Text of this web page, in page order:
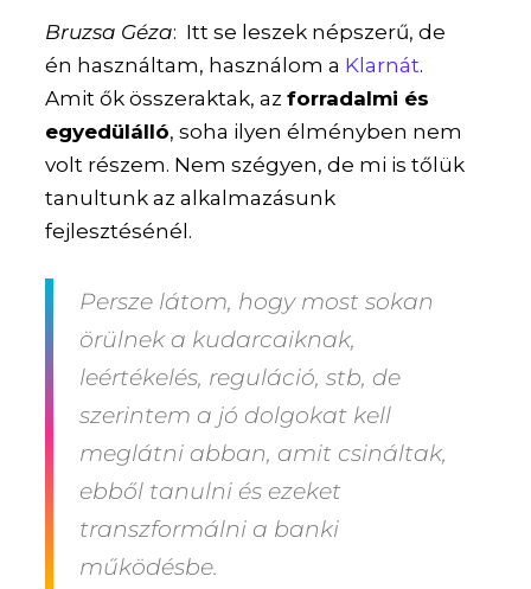
Bruzsa Géza: Itt se leszek népszerű, de
én használtam, használom a Klarnát.
Amit ők összeraktak, azforradalmi és
egyedülálló, soha ilyen élményben nem
volt részem. Nem szégyen, de mi is tőlük
tanultunk az alkalmazásunk
fejlesztésénél.
Persze látom, hogy most sokan
örülnek a kudarcaiknak,
leértékelés, reguláció, stb, de
szerintem a jó dolgokat kell
meglátni abban, amit csináltak,
ebből tanulni és ezeket
transzformálni a banki
működésbe.